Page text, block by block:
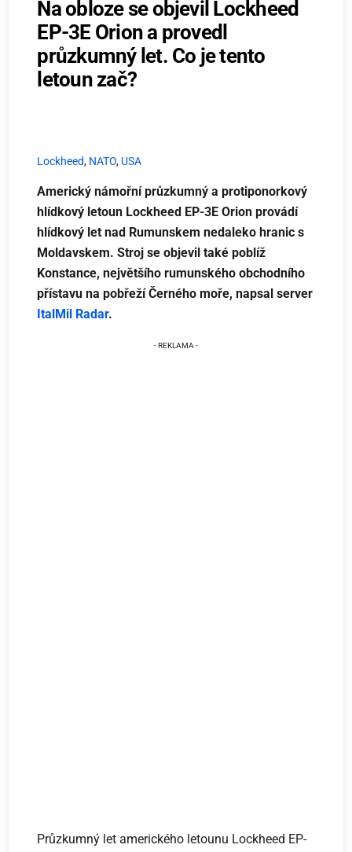
Na obloze se objevil Lockheed
EP-3E Orion a provedl
průzkumný let. Co je tento
letoun zač?
Lockheed, NATO, USA
Americký námořní průzkumný a protiponorkový
hlídkový letoun Lockheed EP-3E Orion provádí
hlídkový let nad Rumunskem nedaleko hranic s
Moldavskem. Stroj se objevil také poblíž
Konstance, největšího rumunského obchodního
přístavu na pobřeží Černého moře, napsal server
ItalMil Radar.
Průzkumný let amerického letounu Lockheed EP-